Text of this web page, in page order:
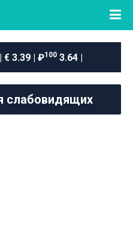
€ 3.39 | ₽100 3.64 |
слабовидящих